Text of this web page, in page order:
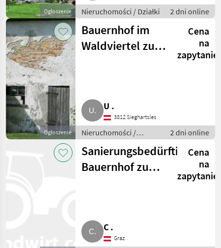
Ogłoszenie Nieruchomości / Działki 2 dni online
Ogłoszenie
Bauernhof im
Waldviertel zu
Cena
na
zapytanie
U .
3812 Sieghartsles
Nieruchomości /
Gospodarstwa
2 dni online
Sanierungsbedürftiger
Bauernhof zum
Cena
na
zapytanie
C .
Graz